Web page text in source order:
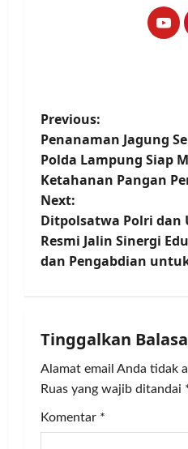
P
o
s
t
n
v
i
g
a
Previous:
Penanaman Jagung
Polda Lampung Siap
Ketahanan Pangan
Next:
Ditpolsatwa Polri dan
Resmi Jalin Sinergi
dan Pengabdian
Tinggalkan
Alamat email Anda tidak
Ruas yang wajib ditandai
Komentar *